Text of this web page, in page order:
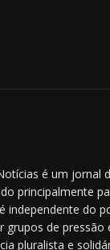
é um jornal
principalmente
independente do
grupos de
pluralista e